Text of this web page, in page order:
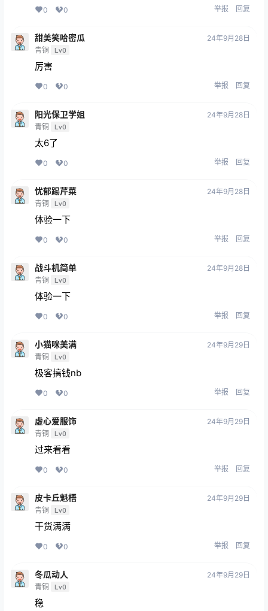
0 0 举报 回复
甜美笑哈密瓜
青铜 Lv0
24年9月28日
厉害
0 0 举报 回复
阳光保卫学姐
青铜 Lv0
24年9月28日
太6了
0 0 举报 回复
忧郁踢芹菜
青铜 Lv0
24年9月28日
体验一下
0 0 举报 回复
战斗机简单
青铜 Lv0
24年9月28日
体验一下
0 0 举报 回复
小猫咪美满
青铜 Lv0
24年9月29日
极客搞钱nb
0 0 举报 回复
虚心爱服饰
青铜 Lv0
24年9月29日
过来看看
0 0 举报 回复
皮卡丘魁梧
青铜 Lv0
24年9月29日
干货满满
0 0 举报 回复
冬瓜动人
青铜 Lv0
24年9月29日
稳